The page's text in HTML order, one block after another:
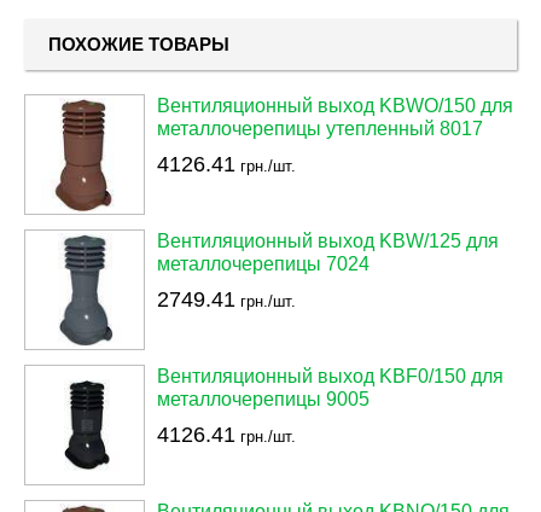
ПОХОЖИЕ ТОВАРЫ
Вентиляционный выход KBWO/150 для
металлочерепицы утепленный 8017
4126.41 грн./шт.
Вентиляционный выход KBW/125 для
металлочерепицы 7024
2749.41 грн./шт.
Вентиляционный выход KBF0/150 для
металлочерепицы 9005
4126.41 грн./шт.